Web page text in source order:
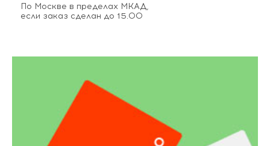
По Москве в пределах МКАД,
если заказ сделан до 15.00